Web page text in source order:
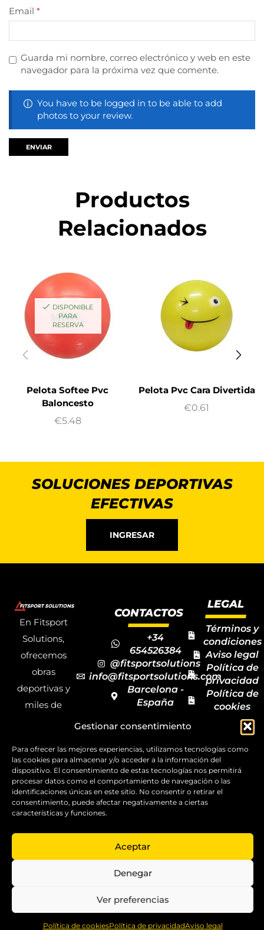
Gestionar consentimiento
Para ofrecer las mejores experiencias, utilizamos tecnologías como
las cookies para almacenar y/o acceder a la información del
dispositivo. El consentimiento de estas tecnologías nos permitirá
procesar datos como el comportamiento de navegación o las
identificaciones únicas en este sitio. No consentir o retirar el
consentimiento, puede afectar negativamente a ciertas
características y funciones.
Aceptar
Denegar
Ver preferencias
Política de cookiesPolítica de privacidadAviso legal
Email *
Guarda mi nombre, correo electrónico y web en este
navegador para la próxima vez que comente.
You have to be logged in to be able to add
photos to your review.
Productos
Relacionados
DISPONIBLE
PARA
RESERVA
Pelota Softee Pvc
Baloncesto
€5.48
Pelota Pvc Cara Divertida
€0.61
SOLUCIONES DEPORTIVAS
EFECTIVAS
INGRESAR
En Fitsport
Solutions,
ofrecemos
obras
deportivas y
miles de
deportivos
para todas las
disciplinas,
garantizando
la calidad y el
Copyright ©
FitSport
Solutions
CONTACTOS
+34
654526384
@fitsportsolutions
info@fitsportsolutions.com
Barcelona -
España
de contacto
LEGAL
Términos y
condiciones
Aviso legal
Política de
privacidad
Política de
cookies
Mapa del
sitio